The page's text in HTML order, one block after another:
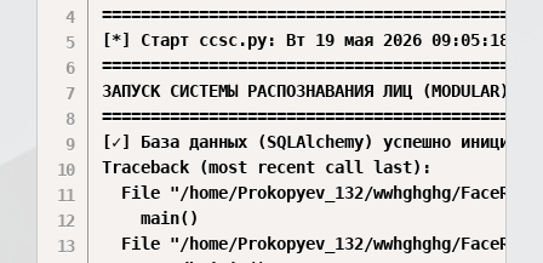
[*] Старт ccsc.py: Вт 19 мая 2026 09:05:18
ЗАПУСК СИСТЕМЫ РАСПОЗНАВАНИЯ ЛИЦ (MODULAR)
[✓] База данных (SQLAlchemy) успешно
Traceback (most recent call last):
File "/home/Prokopyev_132/wwhghghg/
    main()
File "/home/Prokopyev_132/wwhghghg/